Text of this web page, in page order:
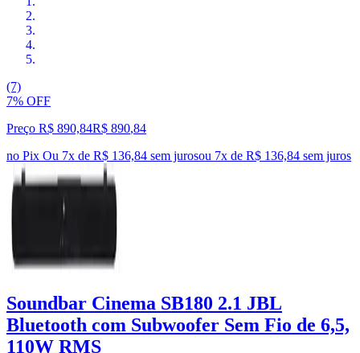
(7)
7% OFF
Preço R$ 890,84R$ 890,84
no Pix Ou 7x de R$ 136,84 sem jurosou 7x de R$ 136,84 sem juros
Soundbar Cinema SB180 2.1 JBL
Bluetooth com Subwoofer Sem Fio de 6,5,
110W RMS